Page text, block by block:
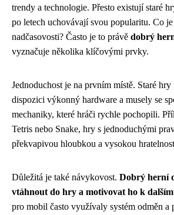
trendy a technologie. Přesto existují staré
po letech uchovávají svou popularitu. Co
nadčasovosti? Často je to právě dobrý
vyznačuje několika klíčovými prvky.
Jednoduchost je na prvním místě. Staré
dispozici výkonný hardware a musely se
mechaniky, které hráči rychle pochopili.
Tetris nebo Snake, hry s jednoduchými
překvapivou hloubkou a vysokou
Důležitá je také návykovost. Dobrý herní
vtáhnout do hry a motivovat ho k
pro mobil často využívaly systém odměn a